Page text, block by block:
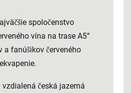
spoločenstvo
vína na trase A5“
a fanúšikov červeného
česká jazerná